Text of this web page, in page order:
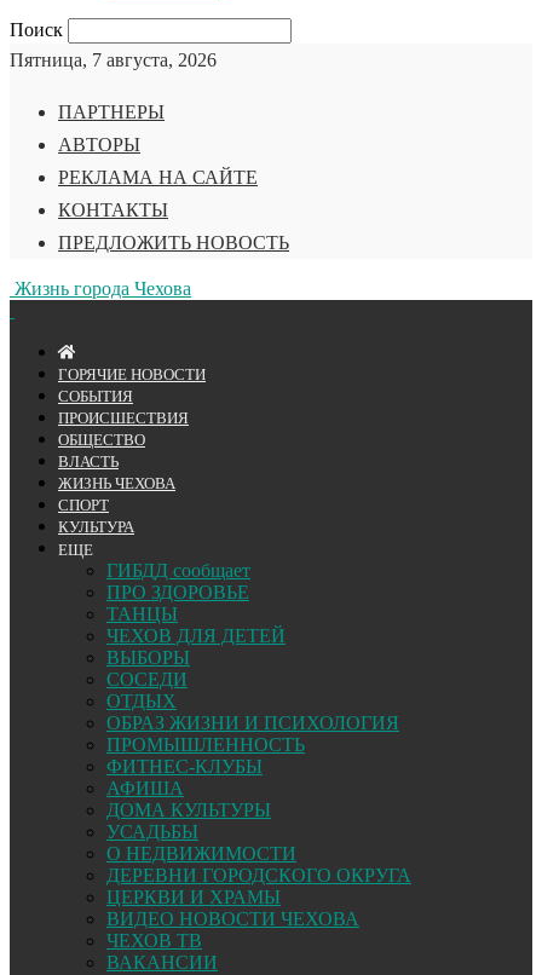
Поиск
Пятница, 7 августа, 2026
ПАРТНЕРЫ
АВТОРЫ
РЕКЛАМА НА САЙТЕ
КОНТАКТЫ
ПРЕДЛОЖИТЬ НОВОСТЬ
Жизнь города Чехова
ГОРЯЧИЕ НОВОСТИ
СОБЫТИЯ
ПРОИСШЕСТВИЯ
ОБЩЕСТВО
ВЛАСТЬ
ЖИЗНЬ ЧЕХОВА
СПОРТ
КУЛЬТУРА
ЕЩЕ
ГИБДД сообщает
ПРО ЗДОРОВЬЕ
ТАНЦЫ
ЧЕХОВ ДЛЯ ДЕТЕЙ
ВЫБОРЫ
СОСЕДИ
ОТДЫХ
ОБРАЗ ЖИЗНИ И ПСИХОЛОГИЯ
ПРОМЫШЛЕННОСТЬ
ФИТНЕС-КЛУБЫ
АФИША
ДОМА КУЛЬТУРЫ
УСАДЬБЫ
О НЕДВИЖИМОСТИ
ДЕРЕВНИ ГОРОДСКОГО ОКРУГА
ЦЕРКВИ И ХРАМЫ
ВИДЕО НОВОСТИ ЧЕХОВА
ЧЕХОВ ТВ
ВАКАНСИИ